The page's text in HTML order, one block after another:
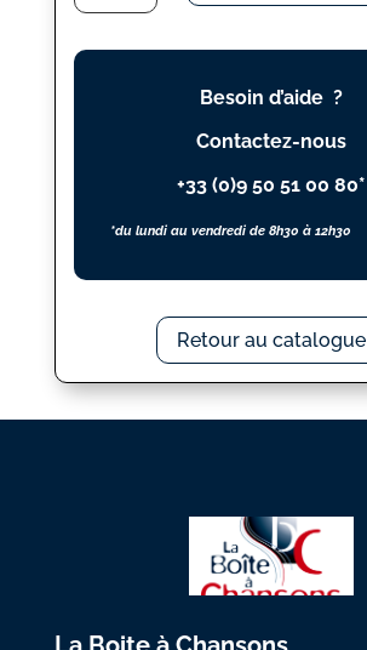
LES
CORONS
Besoin d’aide ?
Contactez-nous
+33 (0)9 50 51 00 80*
*du lundi au vendredi de 8h30 à 12h30
Retour au catalogue